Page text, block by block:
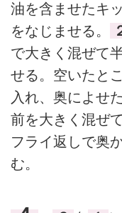
油を含ませたキ
をなじませる。
で大きく混ぜて
せる。空いたと
入れ、奥によせ
前を大きく混ぜ
フライ返しで奥
む。